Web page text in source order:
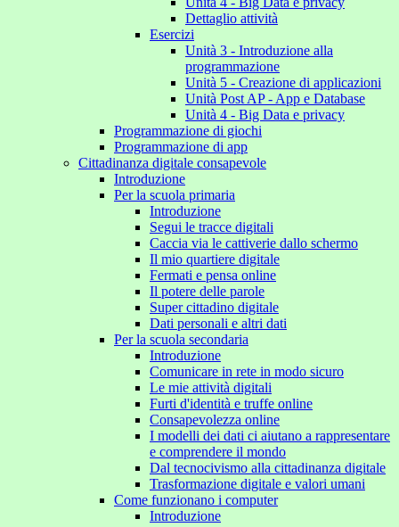
Dettaglio attività
Esercizi
Unità 3 - Introduzione alla
programmazione
Unità 5 - Creazione di applicazioni
Unità Post AP - App e Database
Unità 4 - Big Data e privacy
Programmazione di giochi
Programmazione di app
Cittadinanza digitale consapevole
Introduzione
Per la scuola primaria
Introduzione
Segui le tracce digitali
Caccia via le cattiverie dallo schermo
Il mio quartiere digitale
Fermati e pensa online
Il potere delle parole
Super cittadino digitale
Dati personali e altri dati
Per la scuola secondaria
Introduzione
Comunicare in rete in modo sicuro
Le mie attività digitali
Furti d'identità e truffe online
Consapevolezza online
I modelli dei dati ci aiutano a rappresentare
e comprendere il mondo
Dal tecnocivismo alla cittadinanza digitale
Trasformazione digitale e valori umani
Come funzionano i computer
Introduzione